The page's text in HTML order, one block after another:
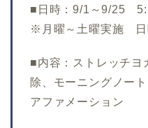
■日時：9/1～9/25
※月曜～土曜実施 日
■内容：ストレッチヨ
除、モーニングノー
アファメーション